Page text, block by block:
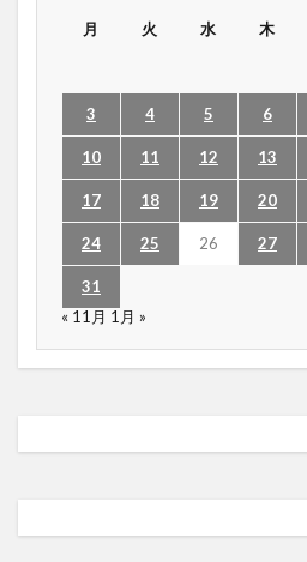
月 火 水 木
3 4 5 6
10 11 12 13
17 18 19 20
24 25 26 27
31
« 11月 1月 »